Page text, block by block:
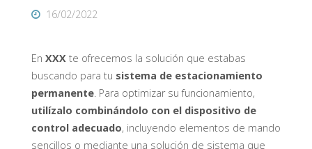
16/02/2022
En XXX te ofrecemos la solución que estabas
buscando para tu sistema de estacionamiento
permanente. Para optimizar su funcionamiento,
utilízalo combinándolo con el dispositivo de
control adecuado, incluyendo elementos de mando
sencillos o mediante una solución de sistema que